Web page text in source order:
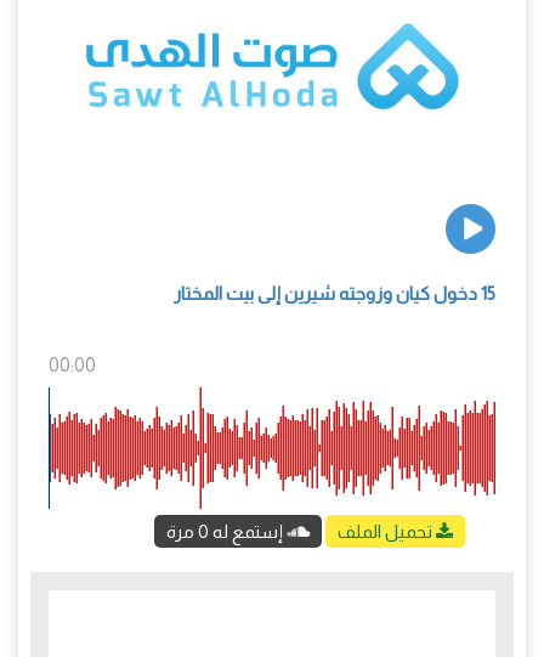
15 دخول كيان وزوجته شيرين إلى بيت المختار
00:00
تحميل الملف إستمع له 0 مرة